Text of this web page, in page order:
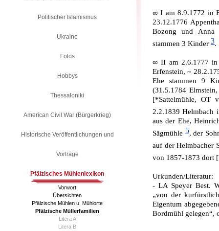
∞I am 8.9.1772 in
23.12.1776
Bozong und Anna
stammen 3 Kinder 3.
∞II am 2.6.1777 in
Erfenstein, ~
Ehe stammen 9
(31.5.1784
[*Sattelmühle, OT
2.2.1839 Helmbach
aus der Ehe,
Sägmüh­le5, der
auf der Helmbacher
von 1857-1873 dort
Urkunden/Literatur:
- LA Speyer Best.
„von der
Eigentum
Bordmühl gelegen“,
Politischer Islamismus
Ukraine
Fotos
Hobbys
Thessaloniki
American Civil War (Bürgerkrieg)
Historische Veröffentlichungen und
Vorträge
Pfälzisches Mühlenlexikon
Vorwort
Übersichten
Pfälzische Mühlen u. Mühlorte
Pfälzische Müllerfamilien
Litera A
Litera B